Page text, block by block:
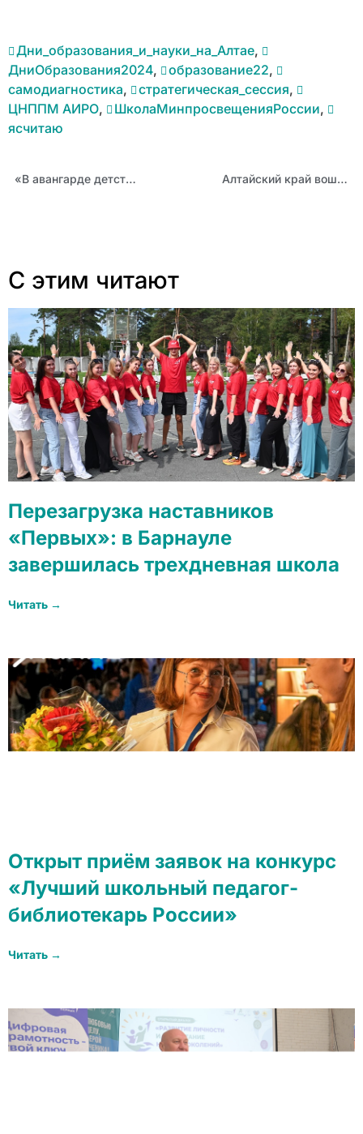
Дни_образования_и_науки_на_Алтае,
ДниОбразования2024, образование22,
самодиагностика, стратегическая_сессия,
ЦНППМ АИРО, ШколаМинпросвещенияРоссии,
ясчитаю
«В авангарде детства»: в Рубцовске завершился масштабный форум Алтайский край вошел в топ-25 по числу заявок на конкурс Общества «Знание»
С этим читают
Перезагрузка наставников
«Первых»: в Барнауле
завершилась трехдневная школа
Читать →
Открыт приём заявок на конкурс
«Лучший школьный педагог-
библиотекарь России»
Читать →